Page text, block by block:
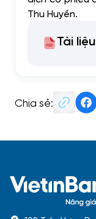
Thu Huyền.
Tài
Chia sẻ: